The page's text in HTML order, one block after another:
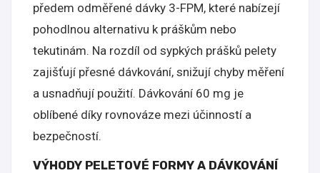
předem odměřené dávky 3-FPM, které nabízejí
pohodlnou alternativu k práškům nebo
tekutinám. Na rozdíl od sypkých prášků pelety
zajišťují přesné dávkování, snižují chyby měření
a usnadňují použití. Dávkování 60 mg je
oblíbené díky rovnováze mezi účinností a
bezpečností.
VÝHODY PELETOVÉ FORMY A DÁVKOVÁNÍ